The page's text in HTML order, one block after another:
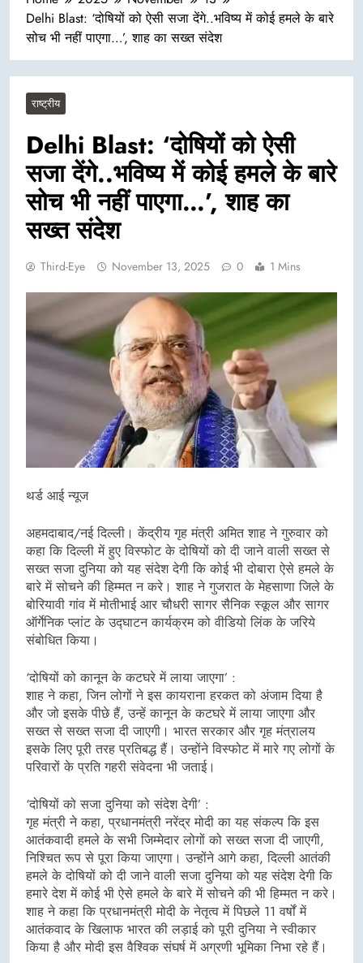
Delhi Blast: ‘दोषियों को ऐसी सजा देंगे..भविष्य में कोई हमले के बारे
सोच भी नहीं पाएगा…’, शाह का सख्त संदेश
राष्ट्रीय
Delhi Blast: ‘दोषियों को ऐसी
सजा देंगे..भविष्य में कोई हमले के बारे
सोच भी नहीं पाएगा…’, शाह का
सख्त संदेश
Third-Eye November 13, 2025 0 1 Mins
थर्ड आई न्यूज
अहमदाबाद/नई दिल्ली। केंद्रीय गृह मंत्री अमित शाह ने गुरुवार को
कहा कि दिल्ली में हुए विस्फोट के दोषियों को दी जाने वाली सख्त से
सख्त सजा दुनिया को यह संदेश देगी कि कोई भी दोबारा ऐसे हमले के
बारे में सोचने की हिम्मत न करे। शाह ने गुजरात के मेहसाणा जिले के
बोरियावी गांव में मोतीभाई आर चौधरी सागर सैनिक स्कूल और सागर
ऑर्गेनिक प्लांट के उद्घाटन कार्यक्रम को वीडियो लिंक के जरिये
संबोधित किया।
‘दोषियों को कानून के कटघरे में लाया जाएगा’ :
शाह ने कहा, जिन लोगों ने इस कायराना हरकत को अंजाम दिया है
और जो इसके पीछे हैं, उन्हें कानून के कटघरे में लाया जाएगा और
सख्त से सख्त सजा दी जाएगी। भारत सरकार और गृह मंत्रालय
इसके लिए पूरी तरह प्रतिबद्ध हैं। उन्होंने विस्फोट में मारे गए लोगों के
परिवारों के प्रति गहरी संवेदना भी जताई।
‘दोषियों को सजा दुनिया को संदेश देगी’ :
गृह मंत्री ने कहा, प्रधानमंत्री नरेंद्र मोदी का यह संकल्प कि इस
आतंकवादी हमले के सभी जिम्मेदार लोगों को सख्त सजा दी जाएगी,
निश्चित रूप से पूरा किया जाएगा। उन्होंने आगे कहा, दिल्ली आतंकी
हमले के दोषियों को दी जाने वाली सजा दुनिया को यह संदेश देगी कि
हमारे देश में कोई भी ऐसे हमले के बारे में सोचने की भी हिम्मत न करे।
शाह ने कहा कि प्रधानमंत्री मोदी के नेतृत्व में पिछले 11 वर्षों में
आतंकवाद के खिलाफ भारत की लड़ाई को पूरी दुनिया ने स्वीकार
किया है और मोदी इस वैश्विक संघर्ष में अग्रणी भूमिका निभा रहे हैं।